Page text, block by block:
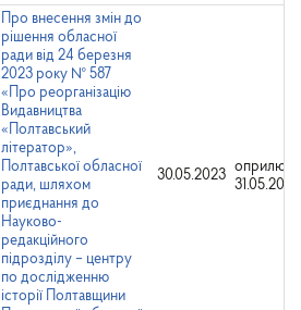
Про внесення змін до
рішення обласної
ради від 24 березня
2023 року № 587
«Про реорганізацію
Видавництва
«Полтавський
літератор»,
Полтавської обласної
ради, шляхом
приєднання до
Науково-
редакційного
підрозділу – центру
по дослідженню
історії Полтавщини
30.05.2023
31.05.2023